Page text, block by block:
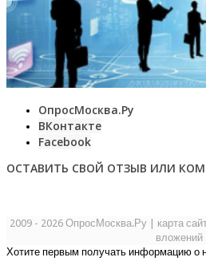
ОпросМосква.Ру
ВКонтакте
Facebook
ОСТАВИТЬ СВОЙ ОТЗЫВ ИЛИ
2009 - 2026 ОпросМосква.Ру| карта
вложений
Хотите первым получать информацию о